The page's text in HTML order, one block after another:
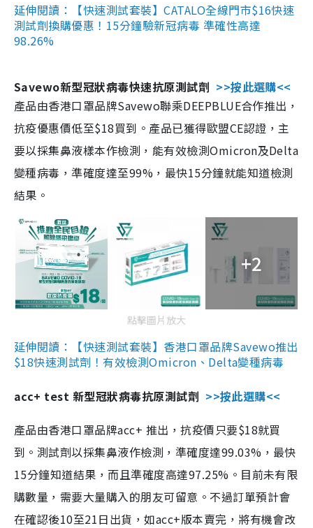
延伸閱讀：【快速測試套裝】CATALO全線門市$16快速
測試劑換購優惠！15分鐘驗新冠病毒 準確性高達
98.26%
Savewo新型冠狀病毒快速抗原測試劑 >>按此選購<<
產品由香港口罩品牌Savewo聯乘DEEPBLUE合作推出，
抗疫優惠價低至$18買到。產品已獲得歐盟CE認證，主
要以採集鼻液樣本作檢測，能有效檢測Omicron及Delta
變種病毒，準確度達至99%，最快15分鐘就能知道檢測
結果。
+2
點擊圖片放大
延伸閱讀：【快速測試套裝】香港口罩品牌Savewo推出
$18快速測試劑！有效檢測Omicron、Delta變種病毒
acc+ test 新型冠狀病毒抗原測試劑 >>按此選購<<
產品由香港口罩品牌acc+ 推出，抗疫價只要$18就買
到。測試劑以採集鼻液作檢測，準確度達99.03%，最快
15分鐘知道結果，而且準確度高達97.25%。目前未有限
購數量，需要大量購入的朋友可留意。不過訂單預計會
在確認後10至21日出貨，如acc+版本賣完，將有機會改